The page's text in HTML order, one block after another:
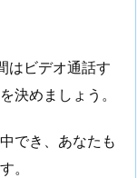
はビデオ通話す
決めましょう。
でき、 あなたも
。